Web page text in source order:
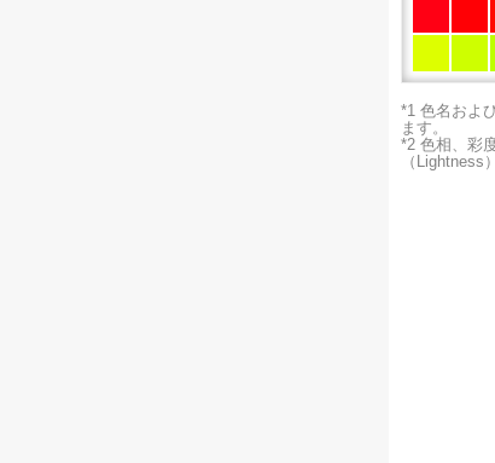
*1 色名およ
ます。
*2 色相、彩
（Lightness